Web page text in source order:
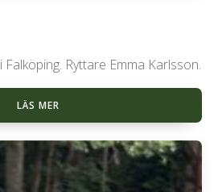
Ryttare Emma Karlsson.
LÄS MER